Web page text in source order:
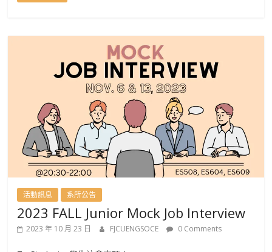
活動訊息 系所公告
2023 FALL Junior Mock Job Interview
2023 年 10 月 23 日 FJCUENGSOCE 0 Comments